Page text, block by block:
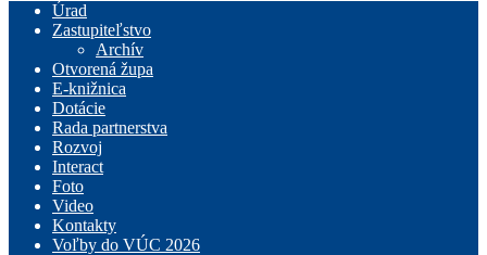
Úrad
Zastupiteľstvo
Archív
Otvorená župa
E-knižnica
Dotácie
Rada partnerstva
Rozvoj
Interact
Foto
Video
Kontakty
Voľby do VÚC 2026